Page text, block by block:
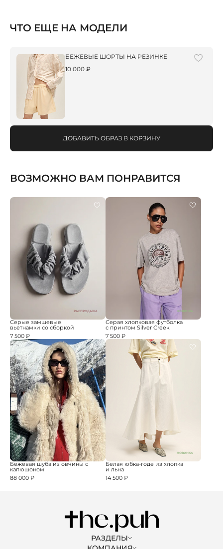
ЧТО ЕЩЕ НА МОДЕЛИ
БЕЖЕВЫЕ ШОРТЫ НА РЕЗИНКЕ
10 000 ₽
ДОБАВИТЬ ОБРАЗ В КОРЗИНУ
ВОЗМОЖНО ВАМ ПОНРАВИТСЯ
РАСПРОДАЖА
Серые замшевые
вьетнамки со сборкой
7 500 ₽
НОВИНКА
Серая хлопковая футболка
с принтом Silver Creek
7 500 ₽
Бежевая шуба из овчины с
капюшоном
88 000 ₽
НОВИНКА
Белая юбка-годе из хлопка
и льна
14 500 ₽
РАЗДЕЛЫ